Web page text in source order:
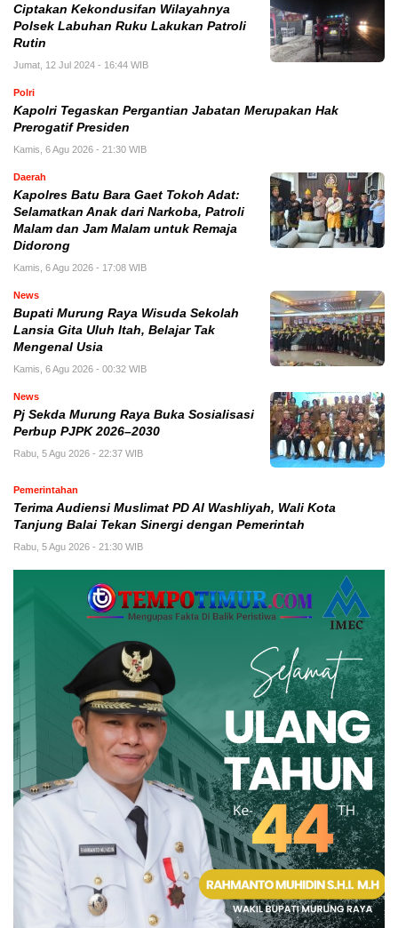
Ciptakan Kekondusifan Wilayahnya
Polsek Labuhan Ruku Lakukan Patroli
Rutin
Jumat, 12 Jul 2024 - 16:44 WIB
Polri
Kapolri Tegaskan Pergantian Jabatan Merupakan Hak
Prerogatif Presiden
Kamis, 6 Agu 2026 - 21:30 WIB
Daerah
Kapolres Batu Bara Gaet Tokoh Adat:
Selamatkan Anak dari Narkoba, Patroli
Malam dan Jam Malam untuk Remaja
Didorong
Kamis, 6 Agu 2026 - 17:08 WIB
News
Bupati Murung Raya Wisuda Sekolah
Lansia Gita Uluh Itah, Belajar Tak
Mengenal Usia
Kamis, 6 Agu 2026 - 00:32 WIB
News
Pj Sekda Murung Raya Buka Sosialisasi
Perbup PJPK 2026–2030
Rabu, 5 Agu 2026 - 22:37 WIB
Pemerintahan
Terima Audiensi Muslimat PD Al Washliyah, Wali Kota
Tanjung Balai Tekan Sinergi dengan Pemerintah
Rabu, 5 Agu 2026 - 21:30 WIB